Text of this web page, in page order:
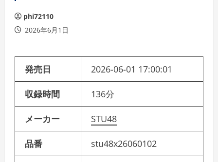
phi72110
2026年6月1日
発売日 2026-06-01 17:00:01
収録時間 136分
メーカー STU48
品番 stu48x26060102